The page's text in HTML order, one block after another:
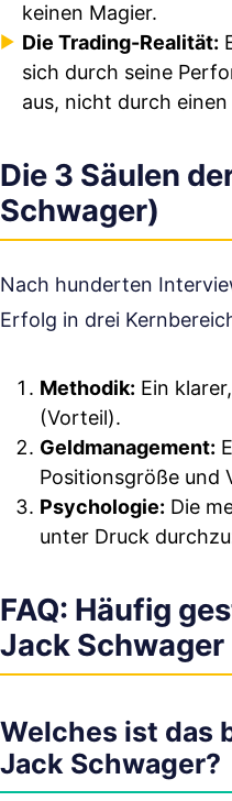
keinen Magier.
Die Trading-Realität:
sich durch seine
aus, nicht durch einen
Die 3 Säulen
Schwager)
Nach hunderten
Erfolg in drei
Methodik: Ein
(Vorteil).
Geldmanagement:
Positionsgröße und
Psychologie: Die
unter Druck
FAQ: Häufig
Jack Schwager
Welches ist das
Jack Schwager?